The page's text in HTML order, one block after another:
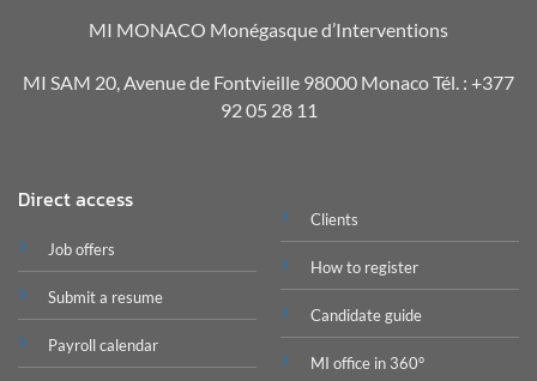
MI MONACO Monégasque d’Interventions
MI SAM 20, Avenue de Fontvieille 98000 Monaco Tél. : +377
92 05 28 11
Direct access
Job offers
Submit a resume
Payroll calendar
Clients
How to register
Candidate guide
MI office in 360°